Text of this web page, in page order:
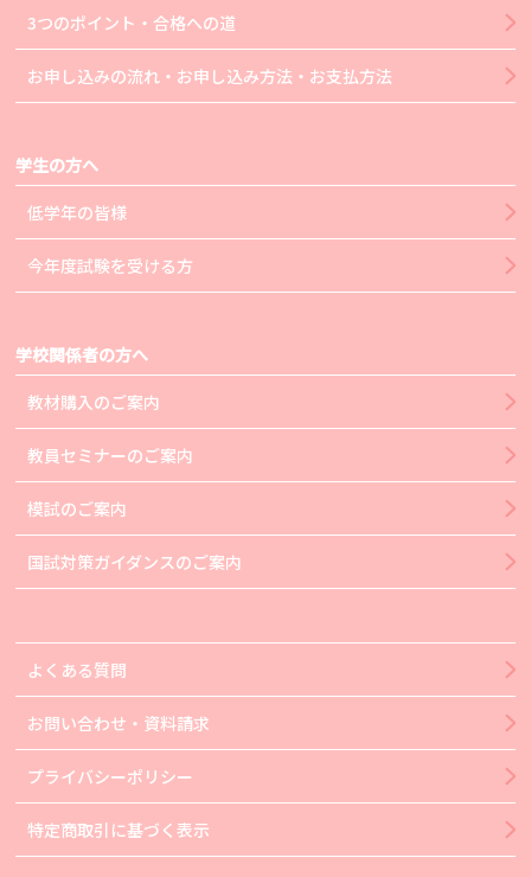
3つのポイント・合格への道
お申し込みの流れ・お申し込み方法・お支払方法
学生の方へ
低学年の皆様
今年度試験を受ける方
学校関係者の方へ
教材購入のご案内
教員セミナーのご案内
模試のご案内
国試対策ガイダンスのご案内
よくある質問
お問い合わせ・資料請求
プライバシーポリシー
特定商取引に基づく表示